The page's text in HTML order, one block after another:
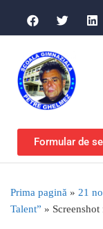
Formular de
Prima pagină » 21
Talent” »